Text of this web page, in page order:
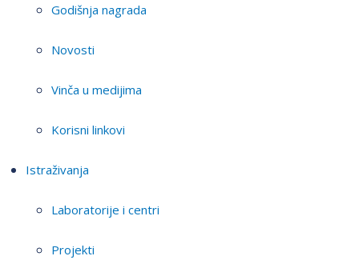
Godišnja nagrada
Novosti
Vinča u medijima
Korisni linkovi
Istraživanja
Laboratorije i centri
Projekti